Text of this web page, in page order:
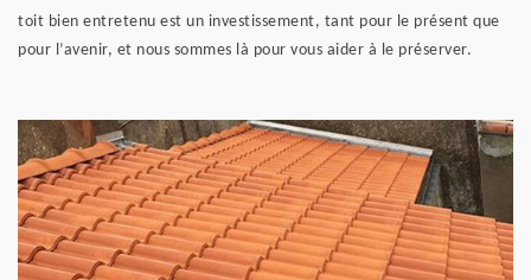
toit bien entretenu est un investissement, tant pour le présent que
pour l’avenir, et nous sommes là pour vous aider à le préserver.